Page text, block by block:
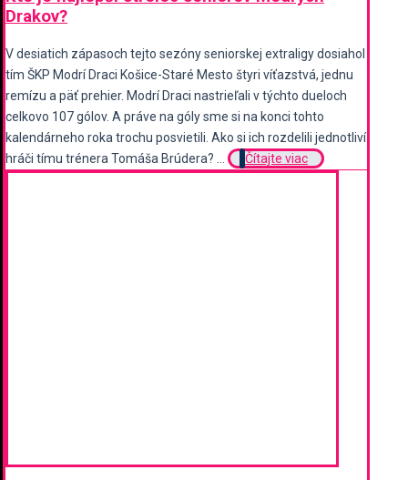
Drakov?
V desiatich zápasoch tejto sezóny seniorskej extraligy dosiahol
tím ŠKP Modrí Draci Košice-Staré Mesto štyri víťazstvá, jednu
remízu a päť prehier. Modrí Draci nastrieľali v týchto dueloch
celkovo 107 gólov. A práve na góly sme si na konci tohto
kalendárneho roka trochu posvietili. Ako si ich rozdelili jednotliví
hráči tímu trénera Tomáša Brúdera? ...
Čítajte viac